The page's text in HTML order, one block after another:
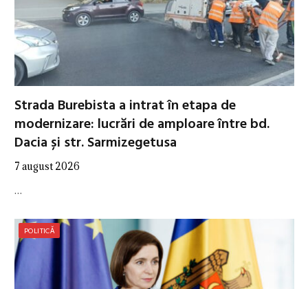
Strada Burebista a intrat în etapa de
modernizare: lucrări de amploare între bd.
Dacia și str. Sarmizegetusa
7 august 2026
…
POLITICĂ